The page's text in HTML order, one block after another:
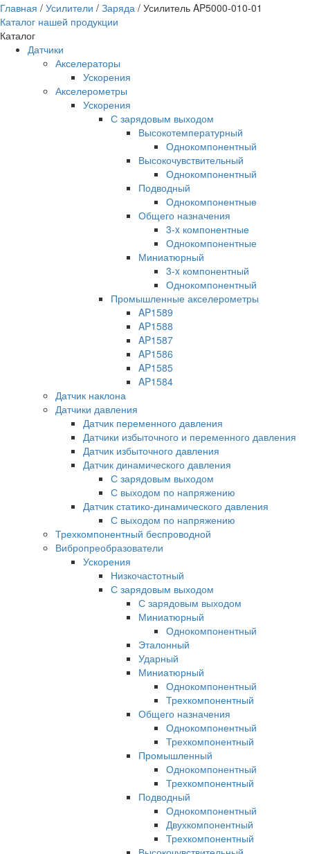
Главная / Усилители / Заряда / Усилитель AP5000-010-01
Каталог нашей продукции
Каталог
Датчики
Акселераторы
Ускорения
Акселерометры
Ускорения
С зарядовым выходом
Высокотемпературный
Однокомпонентный
Высокочувствительный
Однокомпонентный
Подводный
Однокомпонентные
Общего назначения
3-x компонентные
Однокомпонентные
Миниатюрный
3-x компонентный
Однокомпонентный
Промышленные акселерометры
AP1589
AP1588
AP1587
AP1586
AP1585
AP1584
Датчик наклона
Датчики давления
Датчик переменного давления
Датчики избыточного и переменного давления
Датчик избыточного давления
Датчик динамического давления
С зарядовым выходом
С выходом по напряжению
Датчик статико-динамического давления
С выходом по напряжению
Трехкомпонентный беспроводной
Вибропреобразователи
Ускорения
Низкочастотный
С зарядовым выходом
С зарядовым выходом
Миниатюрный
Однокомпонентный
Эталонный
Ударный
Миниатюрный
Однокомпонентный
Трехкомпонентный
Общего назначения
Однокомпонентный
Трехкомпонентный
Промышленный
Однокомпонентный
Трехкомпонентный
Подводный
Однокомпонентный
Двухкомпонентный
Трехкомпонентный